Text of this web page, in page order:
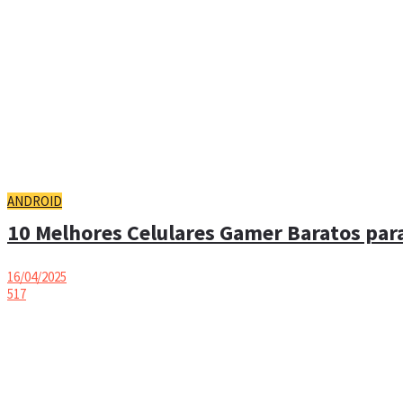
ANDROID
10 Melhores Celulares Gamer Baratos
16/04/2025
517